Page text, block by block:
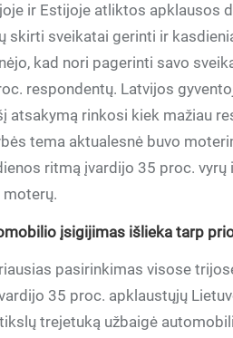
ir Estijoje atliktos apklausos
skirti sveikatai gerinti ir
kad nori pagerinti savo
respondentų. Latvijos
atsakymą rinkosi kiek mažiau
tema aktualesnė buvo
ritmą įvardijo 35 proc.
moterų.
įsigijimas išlieka tarp
pasirinkimas visose
35 proc. apklaustųjų
trejetuką užbaigė